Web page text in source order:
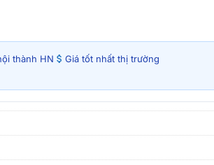
thành HN
Giá tốt nhất thị trường